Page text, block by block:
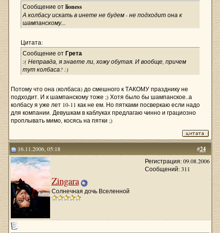
Сообщение отlioness
А колбасу искать в инете не будем - не подходит она к
шампанскому...
Цитата:
Сообщение отГрета
:( Неправда, я знаете ли, хожу обутая. И вообще, причем
тут колбаса? :)
Потому что она (колбаса) до смешного к ТАКОМУ празднику не
подходит. И к шампанскому тоже ;) Хотя было бы шампанское..а
колбасу я уже лет 10-11 как не ем. Но пятками посверкаю если надо
для компании. Девушкам в каблуках предлагаю чинно и грациозно
проплывать мимо, косясь на пятки ;)
#24
16.11.2006, 05:18
Zingara
Солнечная дочь Вселенной
Регистрация: 09.08.2006
Сообщений: 311